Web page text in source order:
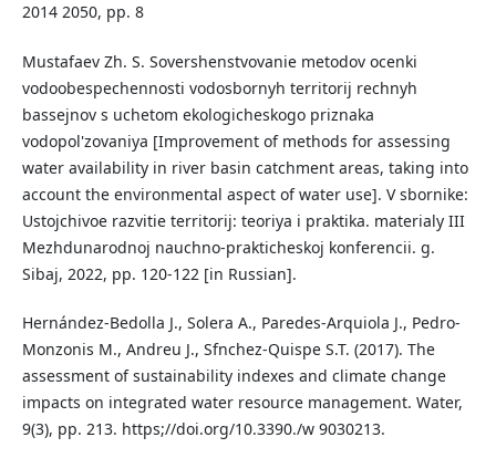
2014 2050, pp. 8
Mustafaev Zh. S. Sovershenstvovanie metodov ocenki
vodoobespechennosti vodosbornyh territorij rechnyh
bassejnov s uchetom ekologicheskogo priznaka
vodopol'zovaniya [Improvement of methods for assessing
water availability in river basin catchment areas, taking into
account the environmental aspect of water use]. V sbornike:
Ustojchivoe razvitie territorij: teoriya i praktika. materialy III
Mezhdunarodnoj nauchno-prakticheskoj konferencii. g.
Sibaj, 2022, pp. 120-122 [in Russian].
Hernández-Bedolla J., Solera A., Paredes-Arquiola J., Pedro-
Monzonis M., Andreu J., Sfnchez-Quispe S.T. (2017). The
assessment of sustainability indexes and climate change
impacts on integrated water resource management. Water,
9(3), pp. 213. https;//doi.org/10.3390./w 9030213.